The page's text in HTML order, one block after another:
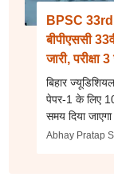
BPSC
बीपीएससी
जारी, परीक्षा
बिहार
पेपर-1 के लिए
समय दिया
Abhay Pratap